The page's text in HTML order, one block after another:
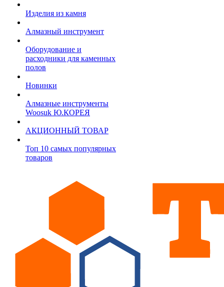
Изделия из камня
Алмазный инструмент
Оборудование и
расходники для каменных
полов
Новинки
Алмазные инструменты
Woosuk Ю.КОРЕЯ
АКЦИОННЫЙ ТОВАР
Топ 10 самых популярных
товаров